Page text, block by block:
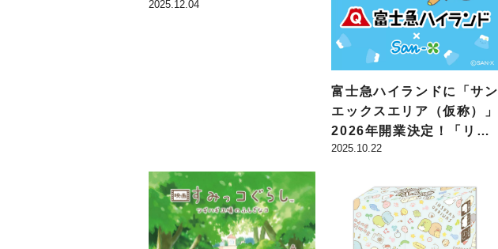
たグッズなどが12月13日
2025.12.04
富士急ハイランドに「サン
エックスエリア（仮称）」
2026年開業決定！「リラ
ックマ」や「すみっコぐら
さ”に満ちた空間に
2025.10.22